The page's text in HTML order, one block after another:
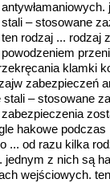
stali – stosowane
ten rodzaj ... rodzaj
powodzeniem
klamki
zabezpieczeń
stali – stosowane
hakowe
... od razu kilka
jednym z nich są
wejściowych.